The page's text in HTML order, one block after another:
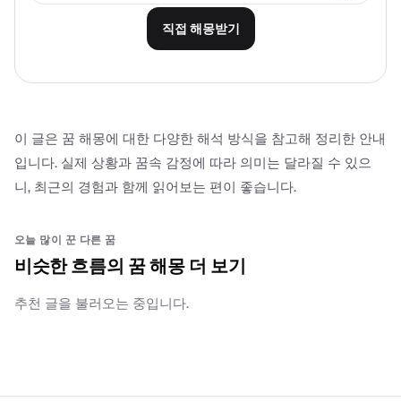
직접 해몽받기
이 글은 꿈 해몽에 대한 다양한 해석 방식을 참고해 정리한 안내
입니다. 실제 상황과 꿈속 감정에 따라 의미는 달라질 수 있으
니, 최근의 경험과 함께 읽어보는 편이 좋습니다.
오늘 많이 꾼 다른 꿈
비슷한 흐름의 꿈 해몽 더 보기
추천 글을 불러오는 중입니다.